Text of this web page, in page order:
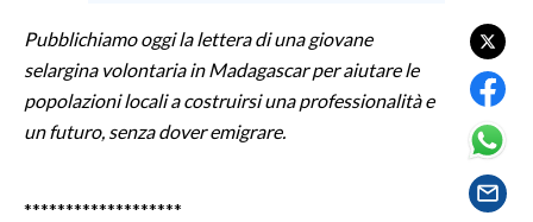
LAVORO
BANDI
SPORT IN SARDEGNA
Pubblichiamo oggi la lettera di una giovane
selarginavolontaria in Madagascar per aiutare le
popolazioni locali acostruirsiuna professionalità e
un futuro, senza dover emigrare.
*******************